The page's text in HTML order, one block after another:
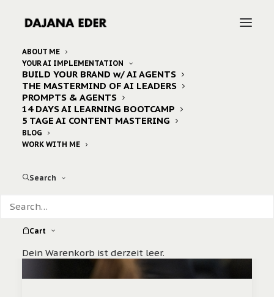
ABOUT ME
YOUR AI IMPLEMENTATION
BUILD YOUR BRAND w/ AI AGENTS
THE MASTERMIND OF AI LEADERS
PROMPTS & AGENTS
14 DAYS AI LEARNING BOOTCAMP
5 TAGE AI CONTENT MASTERING
BLOG
WORK WITH ME
Search
Cart
Dein Warenkorb ist derzeit leer.
Home Posts Tagged "web3"